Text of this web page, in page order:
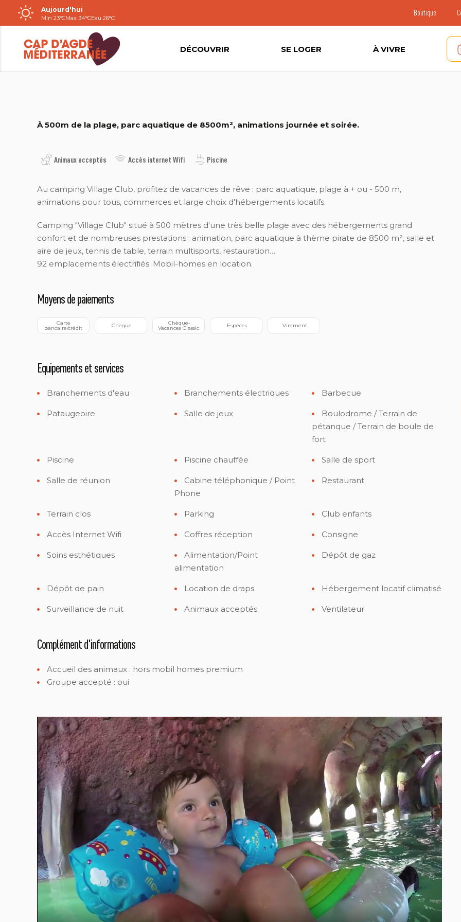
Passer
au
contenu
Aujourd'hui
Min 23°CMax 34°CEau 26°C
Boutique
DÉCOUVRIR SE LOGER À VIVRE
À 500m de la plage, parc aquatique de 8500m², animations journée et soirée.
Animaux acceptés Accès internet Wifi Piscine
Au camping Village Club, profitez de vacances de rêve : parc aquatique, plage à + ou - 500 m,
animations pour tous, commerces et large choix d'hébergements locatifs.
Camping "Village Club" situé à 500 mètres d'une très belle plage avec des hébergements grand
confort et de nombreuses prestations : animation, parc aquatique à thème pirate de 8500 m², salle et
aire de jeux, tennis de table, terrain multisports, restauration…
92 emplacements électrifiés. Mobil-homes en location.
Moyens de paiements
bancaire/crédit Chèque Vacances Classic Espèces Virement
Equipements et services
Branchements d'eau Branchements électriques Barbecue
Pataugeoire Salle de jeux
Boulodrome / Terrain de
pétanque / Terrain de boule de
fort
Piscine Piscine chauffée Salle de sport
Salle de réunion
Cabine téléphonique / Point
Phone
Restaurant
Terrain clos Parking Club enfants
Accès Internet Wifi Coffres réception Consigne
Soins esthétiques
Alimentation/Point
alimentation
Dépôt de gaz
Dépôt de pain Location de draps Hébergement locatif climatisé
Surveillance de nuit Animaux acceptés Ventilateur
Complément d'informations
Accueil des animaux : hors mobil homes premium
Groupe accepté : oui